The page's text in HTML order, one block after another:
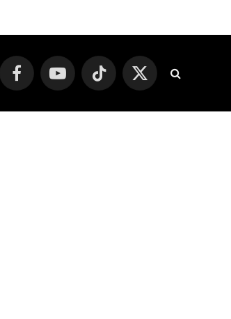
FacebookYouTube TikTok
X
(Twitter)